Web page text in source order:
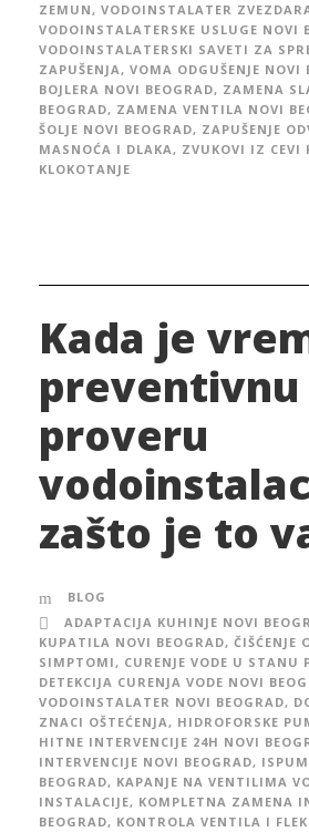
ZEMUN , VODOINSTALATER
VODOINSTALATERSKE USLUGE NOVI
VODOINSTALATERSKI SAVETI ZA
ZAPUŠENJA , VOMA ODGUŠENJE NOVI
BOJLERA NOVI BEOGRAD, ZAMENA
BEOGRAD, ZAMENA VENTILA NOVI
ŠOLJE NOVI BEOGRAD, ZAPUŠENJE
MASNOĆA I DLAKA , ZVUKOVI IZ CEVI
KLOKOTANJE
Kada je
preventivnu
proveru
zašto je to
BLOG
ADAPTACIJA KUHINJE NOVI
KUPATILA NOVI BEOGRAD, ČIŠĆENJE
SIMPTOMI, CURENJE VODE U STANU
DETEKCIJA CURENJA VODE NOVI
VODOINSTALATER NOVI BEOGRAD,
ZNACI OŠTEĆENJA, HIDROFORSKE
HITNE INTERVENCIJE 24H NOVI
INTERVENCIJE NOVI BEOGRAD,
BEOGRAD, KAPANJE NA VENTILIMA
INSTALACIJE, KOMPLETNA ZAMENA
BEOGRAD, KONTROLA VENTILA I